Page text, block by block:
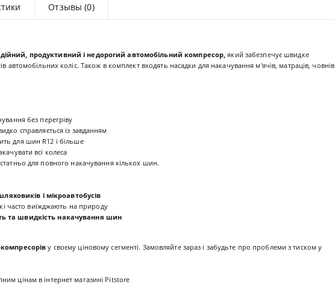
Отзывы (0)
продуктивний і недорогий автомобільний компресор, який забезпечує швидке
автомобільних коліс. Також в комплект входять насадки для накачування м'ячів, матраців, човнів
без перегріву
справляється із завданням
для шин R12 і більше
всі колеса
для повного накачування кількох шин.
і мікроавтобусів
часто виїжджають на природу
та швидкість накачування шин
у своєму ціновому сегменті. Замовляйте зараз і забудьте про проблеми з тиском у
цінам в інтернет магазині Pitstore